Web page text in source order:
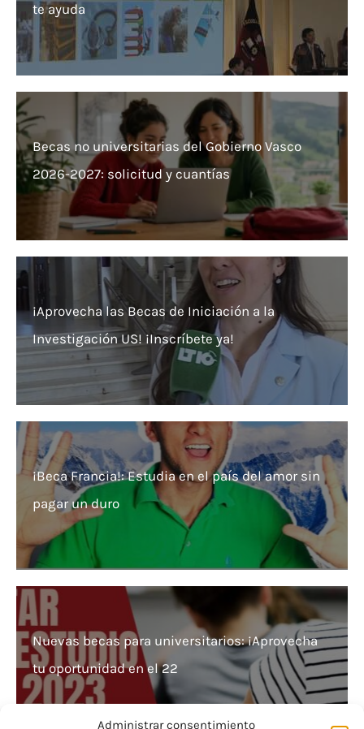
Administrar consentimiento
te ayuda
Becas no universitarias del Gobierno Vasco
2026-2027: solicitud y cuantías
¡Aprovecha las Becas de Iniciación a la
Investigación US! ¡Inscríbete ya!
¡Beca Francia!: Estudia en el país del amor sin
pagar un duro
Nuevas becas para universitarios: ¡Aprovecha
tu oportunidad en el 22